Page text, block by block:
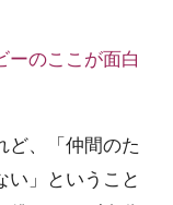
のここが面白
ど、「仲間のた
い」ということ